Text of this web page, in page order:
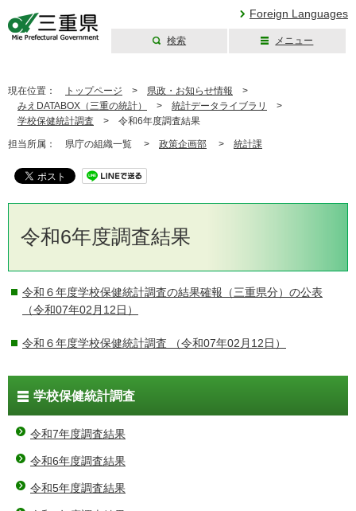
Foreign Languages
検索 メニュー
現在位置： トップページ > 県政・お知らせ情報 >
みえDATABOX（三重の統計）
> 統計データライブラリ
>
学校保健統計調査 > 令和6年度調査結果
担当所属： 県庁の組織一覧 > 政策企画部 > 統計課
令和6年度調査結果
令和６年度学校保健統計調査の結果確報（三重県分）の公表
（令和07年02月12日）
令和６年度学校保健統計調査 （令和07年02月12日）
学校保健統計調査
令和7年度調査結果
令和6年度調査結果
令和5年度調査結果